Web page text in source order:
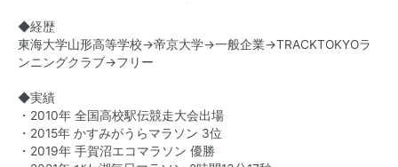
◆経歴
東海大学山形高等学校→帝京大学→一般企業→TRACKTOKYOラ
ンニングクラブ→フリー
◆実績
・2010年 全国高校駅伝競走大会出場
・2015年 かすみがうらマラソン 3位
・2019年 手賀沼エコマラソン 優勝